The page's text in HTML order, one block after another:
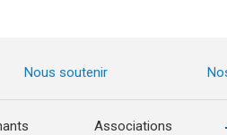
Nous soutenir
Associations